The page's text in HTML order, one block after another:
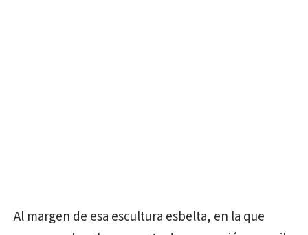
Al margen de esa escultura esbelta, en la que